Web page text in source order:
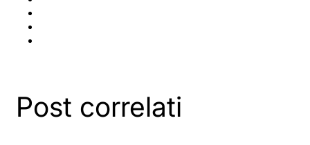
Post correlati